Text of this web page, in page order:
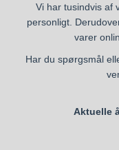
Vi har tusindvis af
personligt.
varer
Har du spørgsmål
Aktuelle